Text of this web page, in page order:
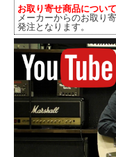
お取り寄せ商品について
メーカーからのお取り
発注となります。